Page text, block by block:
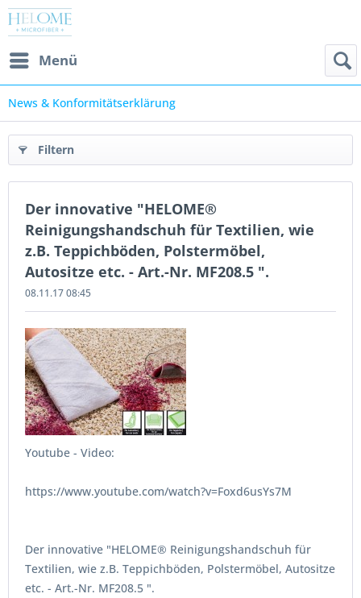
Menü
News & Konformitätserklärung
Filtern
Der innovative "HELOME®
Reinigungshandschuh für Textilien, wie
z.B. Teppichböden, Polstermöbel,
Autositze etc. - Art.-Nr. MF208.5 ".
08.11.17 08:45
Youtube - Video:
https://www.youtube.com/watch?v=Foxd6usYs7M
Der innovative "HELOME® Reinigungshandschuh für
Textilien, wie z.B. Teppichböden, Polstermöbel, Autositze
etc. - Art.-Nr. MF208.5 ".